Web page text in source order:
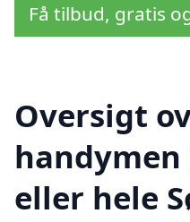
Få tilbud, gratis
Oversigt
handymen
eller hele